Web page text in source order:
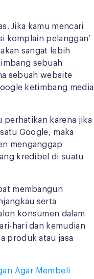
Jika kamu mencari
komplain pelanggan’
sangat lebih
sebuah
sebuah website
ketimbang media
perhatikan karena jika
Google, maka
menganggap
kredibel di suatu
membangun
serta
konsumen dalam
hari dan kemudian
produk atau jasa
Agar Membeli